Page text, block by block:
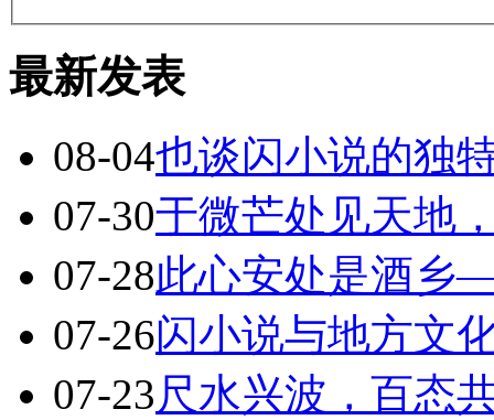
最新发表
08-04也谈闪小说的独
07-30于微芒处见天地
07-28此心安处是酒
07-26闪小说与地方文
07-23尺水兴波，百